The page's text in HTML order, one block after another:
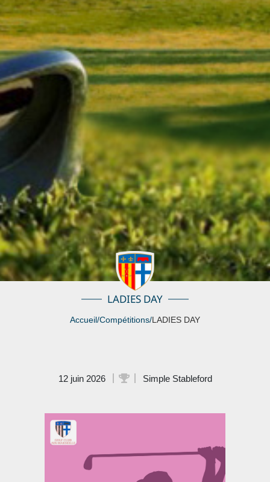
LADIES DAY
Accueil /Compétitions/LADIES DAY
12 juin 2026 Simple Stableford